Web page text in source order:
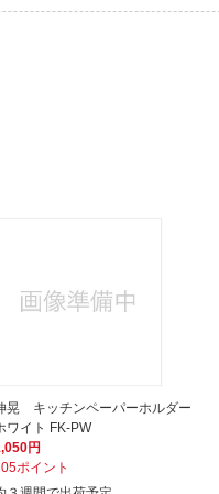
晃 キッチンペーパーホルダー
ワイト FK-PW
円
ポイント